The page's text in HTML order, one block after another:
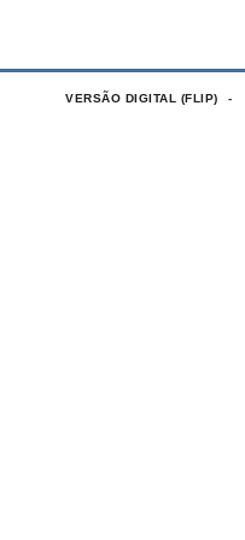
VERSÃO DIGITAL (FLIP)